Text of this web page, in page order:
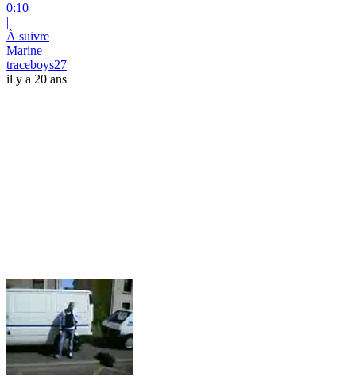
0:10
|
À suivre
Marine
traceboys27
il y a 20 ans